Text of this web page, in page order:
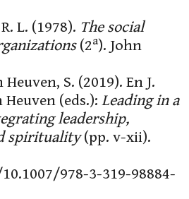
L. (1978). The social
(2a). John
S. (2019). En J.
(eds.): Leading in a
leadership,
spirituality(pp. v-xii).
978-3-319-98884-